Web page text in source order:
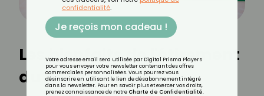
Les bienfaits de l'étirement
du psoas
confidentialité.
Je reçois mon cadeau !
Votre adresse email sera utilisée par Digital Prisma Players
pour vous envoyer votre newsletter contenant des offres
commerciales personnalisées. Vous pourrez vous
désinscrire en utilisant le lien de désabonnement intégré
dans la newsletter. Pour en savoir plus et exercer vos droits,
prenez connaissance de notre Charte de Confidentialité.